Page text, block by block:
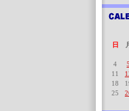
日
4
5
11
18
25